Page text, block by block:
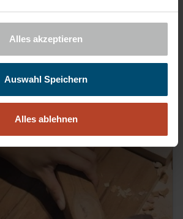
Alles akzeptieren
Auswahl Speichern
Alles ablehnen
Interview
WEITERLESEN